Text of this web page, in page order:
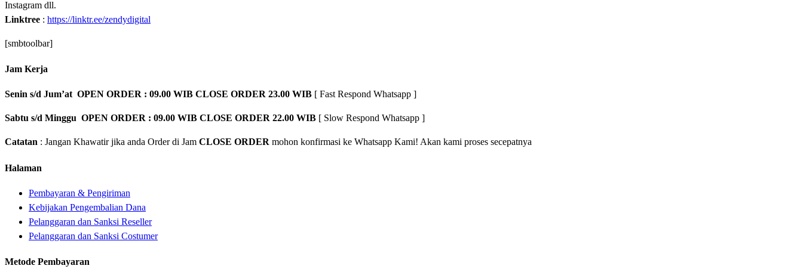
Instagram dll.
Linktree : https://linktr.ee/zendydigital
[smbtoolbar]
Jam Kerja
Senin s/d Jum’at OPEN ORDER : 09.00 WIB CLOSE ORDER 23.00 WIB [ Fast Respond Whatsapp ]
Sabtu s/d Minggu OPEN ORDER : 09.00 WIB CLOSE ORDER 22.00 WIB [ Slow Respond Whatsapp ]
Catatan : Jangan Khawatir jika anda Order di Jam CLOSE ORDER mohon konfirmasi ke Whatsapp Kami! Akan kami proses secepatnya
Halaman
Pembayaran & Pengiriman
Kebijakan Pengembalian Dana
Pelanggaran dan Sanksi Reseller
Pelanggaran dan Sanksi Costumer
Metode Pembayaran